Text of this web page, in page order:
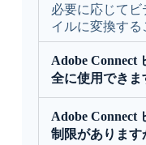
必要に応じてビ
イルに変換する
Adobe Connect
全に使用できま
Adobe Connect
制限があります